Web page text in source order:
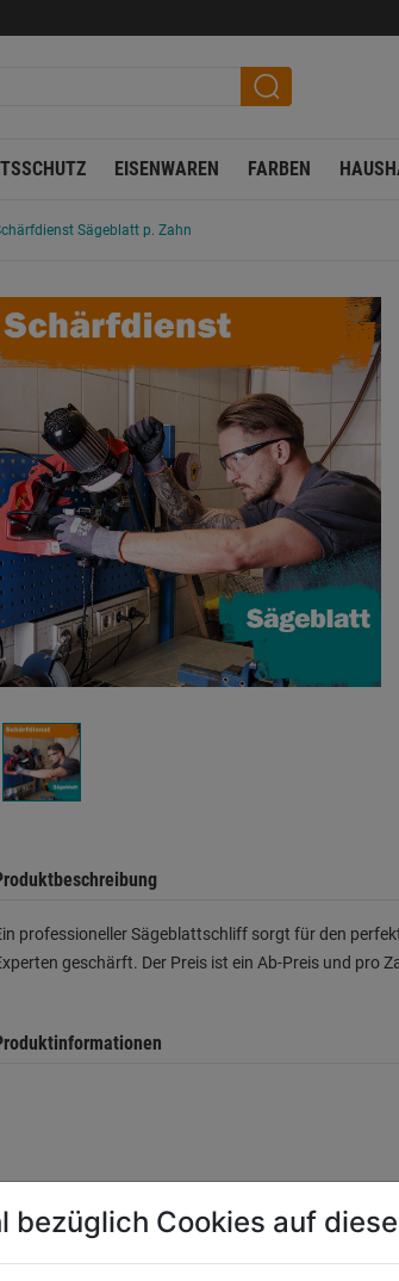
EISENWAREN FARBEN
Sägeblatt p. Zahn
professioneller Sägeblattschliff sorgt für den
geschärft. Der Preis ist ein Ab-Preis und pro
bezüglich Cookies auf